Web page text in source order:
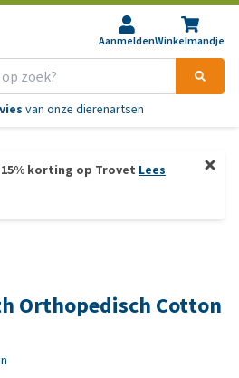
AanmeldenWinkelmandje
van onze dierenartsen
korting op Trovet Lees
Orthopedisch Cotton